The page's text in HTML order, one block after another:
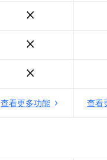
查看更多功能 查看